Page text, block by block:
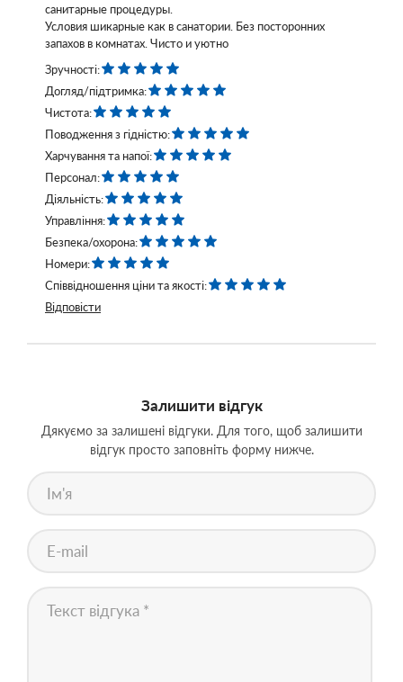
санитарные процедуры.
Условия шикарные как в санатории. Без посторонних
запахов в комнатах. Чисто и уютно
Зручності:
Догляд/підтримка:
Чистота:
Поводження з гідністю:
Харчування та напої:
Персонал:
Діяльність:
Управління:
Безпека/охорона:
Номери:
Співвідношення ціни та якості:
Відповісти
Залишити відгук
Дякуємо за залишені відгуки. Для того, щоб залишити
відгук просто заповніть форму нижче.